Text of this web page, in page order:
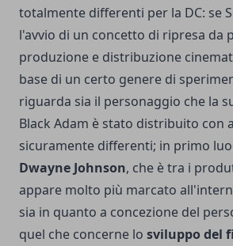
totalmente differenti per la DC: se
l'avvio di un concetto di ripresa da
produzione e distribuzione
base di un certo genere di
riguarda sia il personaggio che la
Black Adam è stato distribuito con
sicuramente differenti; in primo
Dwayne Johnson, che è tra i
appare molto più marcato
sia in quanto a concezione del
quel che concerne lo sviluppo del